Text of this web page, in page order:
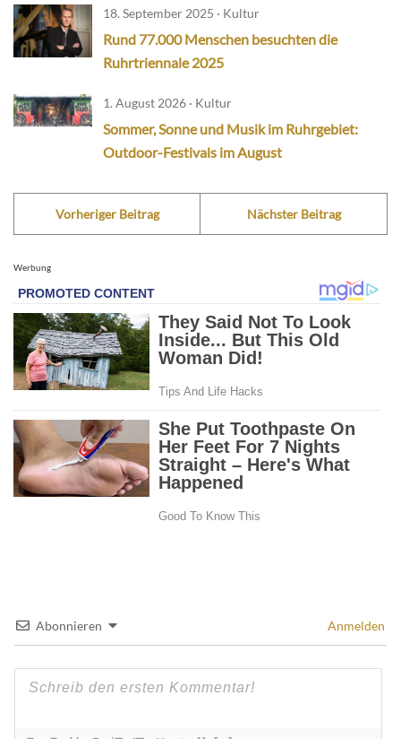
18. September 2025 · Kultur
Rund 77.000 Menschen besuchten die
Ruhrtriennale 2025
1. August 2026 · Kultur
Sommer, Sonne und Musik im Ruhrgebiet:
Outdoor-Festivals im August
Vorheriger Beitrag Nächster Beitrag
Werbung
Abonnieren Anmelden